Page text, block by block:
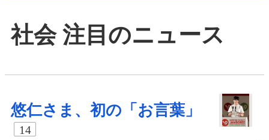
社会 注目のニュース
悠仁さま、初の「お言葉」
14